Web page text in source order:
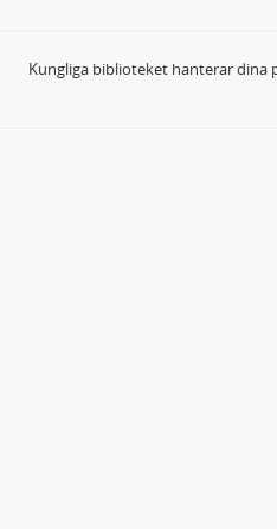
Kungliga biblioteket hanterar dina